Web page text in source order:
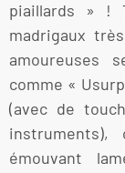
piaillards » !
madrigaux
amoureuses
comme «
(avec de
émouvant